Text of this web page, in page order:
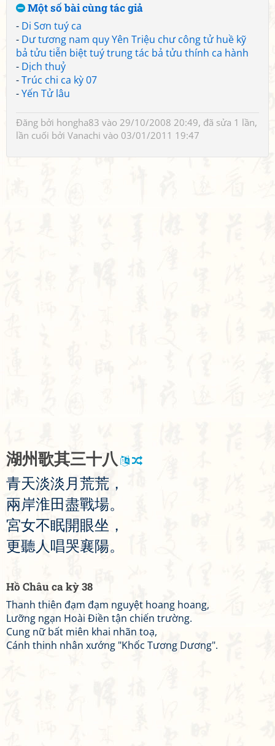
Một số bài cùng tác giả
- Di Sơn tuý ca
- Dư tương nam quy Yên Triệu chư công tử huề kỹ
bả tửu tiễn biệt tuý trung tác bả tửu thính ca hành
- Dịch thuỷ
-Trúc chi ca kỳ 07
-Yến Tử lâu
Đăng bởi hongha83 vào 29/10/2008 20:49, đã sửa 1 lần,
lần cuối bởi Vanachi vào 03/01/2011 19:47
湖州歌其三十八
青天淡淡 月 荒荒 ，
兩岸淮田 盡戰場。
宮女不眠開 眼坐 ，
更聽人 唱哭襄陽。
Hồ Châu ca kỳ 38
Thanh thiên đạm đạm nguyệt hoang hoang,
Lưỡng ngạn Hoài Điền tận chiến trường.
Cung nữ bất miên khai nhãn toạ,
Cánh thinh nhân xướng "Khốc Tương Dương".